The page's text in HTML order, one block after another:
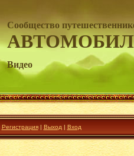
Сообщество
Видео
Регистрация| Выход | Вход